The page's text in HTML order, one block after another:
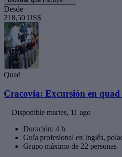
Desde
218,50 US$
Quad
Cracovia: Excursión en
Disponible martes, 11 ago
Duración: 4 h
Guía profesional en Inglés,
Grupo máximo de 22 personas